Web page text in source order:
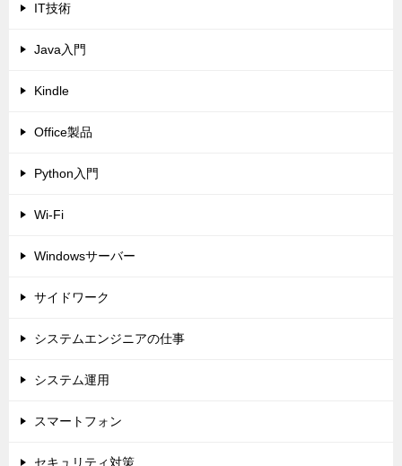
IT技術
Java入門
Kindle
Office製品
Python入門
Wi-Fi
Windowsサーバー
サイドワーク
システムエンジニアの仕事
システム運用
スマートフォン
セキュリティ対策